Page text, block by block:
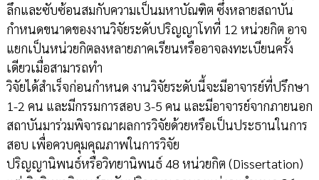
ลึกและซับซ้อนสมกับความเป็นมหาบัณฑิต ซึ่งหลายสถาบัน
กำหนดขนาดของงานวิจัยระดับปริญญาโทที่ 12 หน่วยกิต อาจ
แยกเป็นหน่วยกิตลงหลายภาคเรียนหรืออาจลงทะเบียนครั้ง
เดียวเมื่อสามารถทำ
วิจัยได้สำเร็จก่อนกำหนด งานวิจัยระดับนี้จะมีอาจารย์ที่ปรึกษา
1-2 คน และมีกรรมการสอบ 3-5 คน และมีอาจารย์จากภายนอก
สถาบันมาร่วมพิจารณาผลการวิจัยด้วยหรือเป็นประธานในการ
สอบ เพื่อควบคุมคุณภาพในการวิจัย
ปริญญานิพนธ์หรือวิทยานิพนธ์ 48 หน่วยกิต (Dissertation)